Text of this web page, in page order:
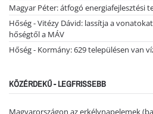
Magyar Péter: átfogó energiafejlesztési
Hőség - Vitézy Dávid: lassítja a
hőségtől a MÁV
Hőség - Kormány: 629 településen van
KÖZÉRDEKŰ - LEGFRISSEBB
Magyarországon az erkélynapelemek